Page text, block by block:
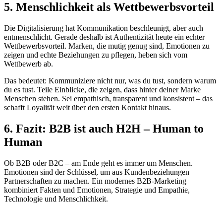
5. Menschlichkeit als Wettbewerbsvorteil
Die Digitalisierung hat Kommunikation beschleunigt, aber auch
entmenschlicht. Gerade deshalb ist Authentizität heute ein echter
Wettbewerbsvorteil. Marken, die mutig genug sind, Emotionen zu
zeigen und echte Beziehungen zu pflegen, heben sich vom
Wettbewerb ab.
Das bedeutet: Kommuniziere nicht nur, was du tust, sondern warum
du es tust. Teile Einblicke, die zeigen, dass hinter deiner Marke
Menschen stehen. Sei empathisch, transparent und konsistent – das
schafft Loyalität weit über den ersten Kontakt hinaus.
6. Fazit: B2B ist auch H2H – Human to
Human
Ob B2B oder B2C – am Ende geht es immer um Menschen.
Emotionen sind der Schlüssel, um aus Kundenbeziehungen
Partnerschaften zu machen. Ein modernes B2B-Marketing
kombiniert Fakten und Emotionen, Strategie und Empathie,
Technologie und Menschlichkeit.